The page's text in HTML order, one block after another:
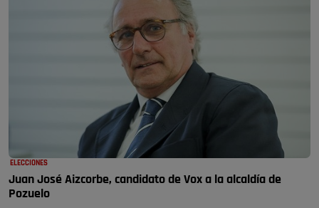
ELECCIONES
Juan José Aizcorbe, candidato de Vox a la alcaldía de
Pozuelo